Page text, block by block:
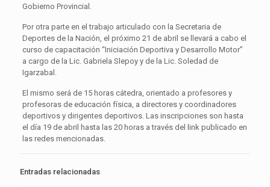
Gobierno Provincial.
Por otra parte en el trabajo articulado con la Secretaria de
Deportes de la Nación, el próximo 21 de abril se llevará a cabo el
curso de capacitación “Iniciación Deportiva y Desarrollo Motor”
a cargo de la Lic. Gabriela Slepoy y de la Lic. Soledad de
Igarzabal.
El mismo será de 15 horas cátedra, orientado a profesores y
profesoras de educación física, a directores y coordinadores
deportivos y dirigentes deportivos. Las inscripciones son hasta
el día 19 de abril hasta las 20 horas a través del link publicado en
las redes mencionadas.
Entradas relacionadas